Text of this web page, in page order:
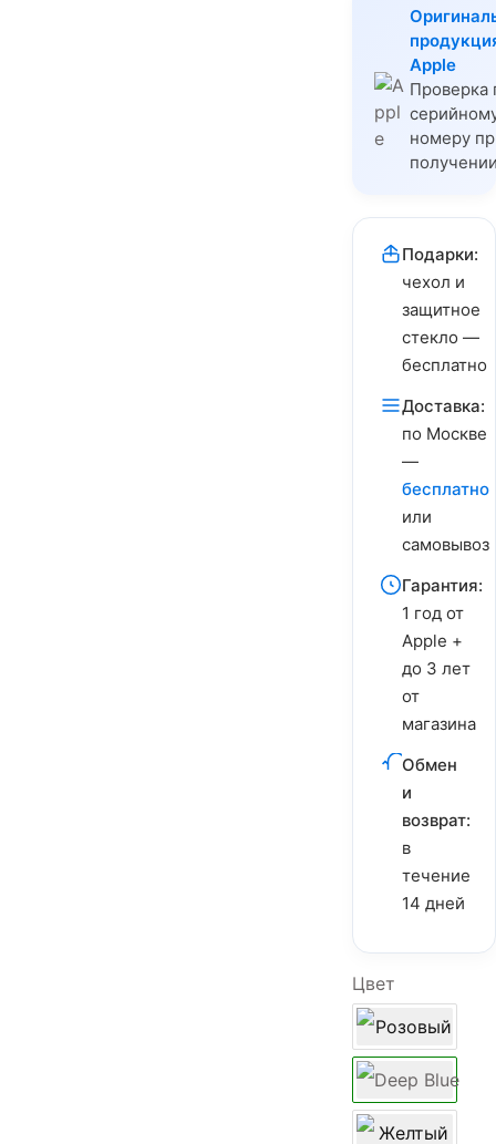
Apple
Проверка
номеру
Подарки:
чехол и
защитное
стекло —
бесплатно
Доставка:
по Москве
—
бесплатно
или
самовывоз
Гарантия:
1 год от
Apple +
до 3 лет
от
магазина
Обмен
и
возврат:
в
течение
14 дней
Цвет